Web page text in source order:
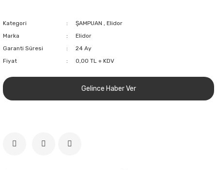
Kategori ŞAMPUAN , Elidor
Marka
Elidor
Garanti Süresi
24 Ay
Fiyat
0,00 TL + KDV
Gelince Haber Ver